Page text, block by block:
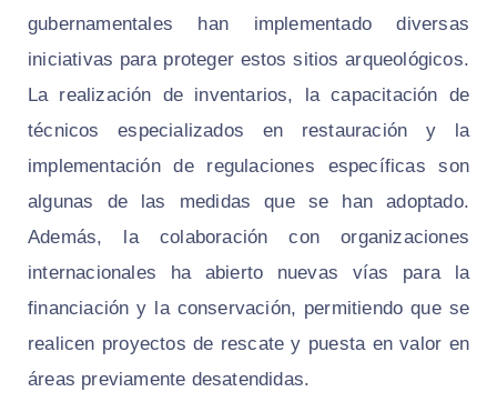
gubernamentales han implementado diversas
iniciativas para proteger estos sitios arqueológicos.
La realización de inventarios, la capacitación de
técnicos especializados en restauración y la
implementación de regulaciones específicas son
algunas de las medidas que se han adoptado.
Además, la colaboración con organizaciones
internacionales ha abierto nuevas vías para la
financiación y la conservación, permitiendo que se
realicen proyectos de rescate y puesta en valor en
áreas previamente desatendidas.